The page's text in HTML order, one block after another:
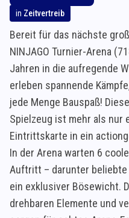
in Zeitvertreib
Bereit für das nächste
NINJAGO Turnier-Arena
Jahren in die aufregende
erleben spannende
jede Menge Bauspaß!
Spielzeug ist mehr als nur
Eintrittskarte in ein
In der Arena warten 6
Auftritt – darunter beliebte
ein exklusiver Bösewicht.
drehbaren Elemente und